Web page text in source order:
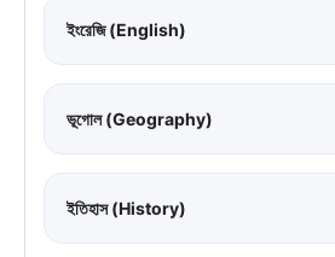
ইংরেজি (English)
ভূগোল (Geography)
ইতিহাস (History)